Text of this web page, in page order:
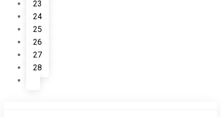
23
24
25
26
27
28